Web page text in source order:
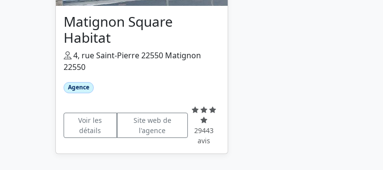
Matignon Square
Habitat
4, rue Saint-Pierre 22550 Matignon
22550
Agence
Voir les
détails
Site web de
l'agence
29443
avis